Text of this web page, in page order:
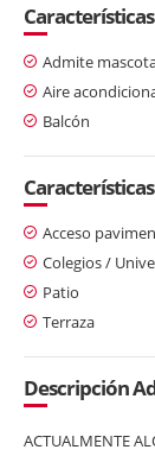
Admite
Aire
Balcón
Acceso
Colegios /
Patio
Terraza
Descripción
ACTUALMENTE